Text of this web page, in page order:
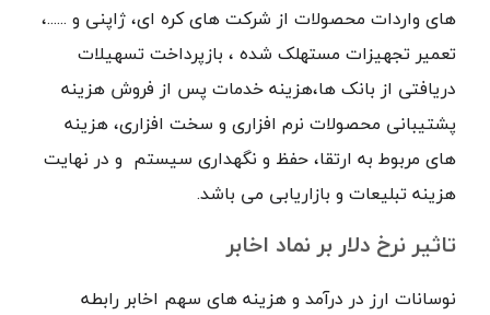
های واردات محصولات از شرکت های کره ای، ژاپنی و ......،
تعمیر تجهیزات مستهلک شده ، بازپرداخت تسهیلات
دریافتی از بانک ها،هزینه خدمات پس از فروش هزینه
پشتیبانی محصولات نرم افزاری و سخت افزاری، هزینه
های مربوط به ارتقا، حفظ و نگهداری سیستم و در نهایت
هزینه تبلیعات و بازاریابی می باشد.
تاثیر نرخ دلار بر نماد اخابر
نوسانات ارز در درآمد و هزینه های سهم اخابر رابطه